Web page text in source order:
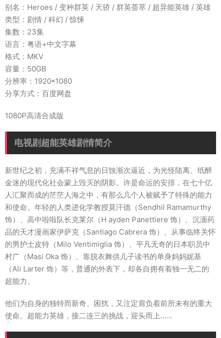
别名：Heroes / 变种群英 / 天骄 / 群英荟萃 / 超异能英雄 / 英雄
类型：剧情 / 科幻 / 惊悚
集数：23集
语言：粤语+中文字幕
格式：MKV
容量：50GB
分辨率：1920*1080
分享方式：百度网盘
1080P高清合成版
电视剧超能英雄剧情简介
新世纪之初，充满不祥气息的日蚀渐次逼近，为光怪陆离、纸醉
金迷的现代化社会蒙上毁灭的阴影。许是命运的安排，在七十亿
人汇聚而成的茫茫人海之中，有那么几个人被赋予了特殊的能力
和使命。年轻的人类进化学教授莫汗德（Sendhil Ramamurthy
饰）、高中啦啦队长克莱尔（H ayden Panettiere 饰）、沉湎药
品的天才漫画家伊萨克（Santiago Cabrera 饰）、从事临终关怀
的男护士皮特（Milo Ventimiglia 饰）、平凡无奇的日本职员中
村广（Masi Oka 饰）、靠脱衣舞供儿子读书的单身妈妈妮基
（Ali Larter 饰）等，普通的外表下，却各自拥有着独一无二的
超能力。
他们为自身的独特而新奇、困扰，又注定肩负着前所未有的重大
使命。超能力英雄，接二连三的挑战，迎头而上……